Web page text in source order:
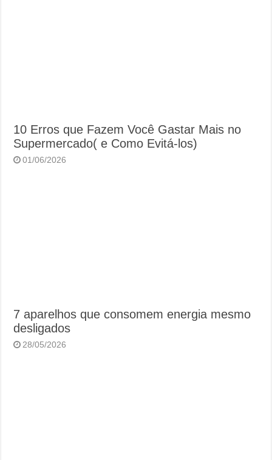
10 Erros que Fazem Você Gastar Mais no
Supermercado( e Como Evitá-los)
01/06/2026
7 aparelhos que consomem energia mesmo
desligados
28/05/2026